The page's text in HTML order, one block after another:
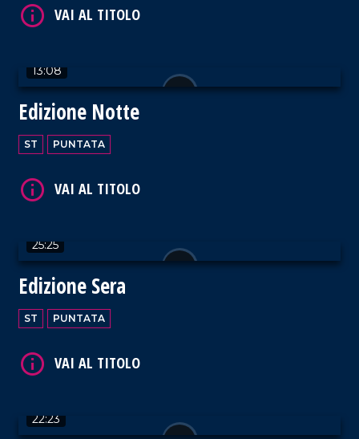
13:08
Edizione Notte
ST PUNTATA
25:25
Edizione Sera
ST PUNTATA
22:23
VAI AL TITOLO